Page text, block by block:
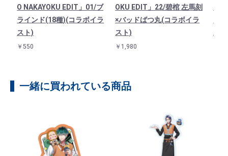
O NAKAYOKU EDIT」01/ブ
ラインド(18種)(コラボイラ
スト)
￥550
OKU EDIT」22/碧棺 左馬刻
×バッドばつ丸(コラボイラ
スト)
￥1,980
一緒に買われている商品